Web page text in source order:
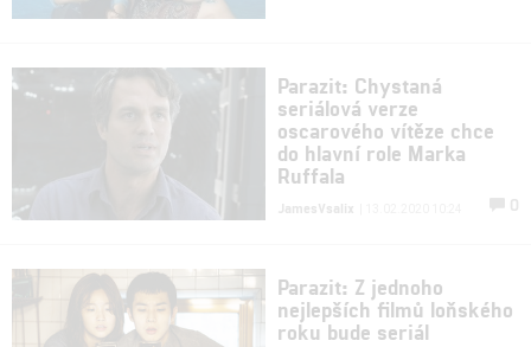
Parazit: Chystaná
seriálová verze
oscarového vítěze chce
do hlavní role Marka
Ruffala
JamesVsalix 0
Parazit: Z jednoho
nejlepších filmů loňského
roku bude seriál